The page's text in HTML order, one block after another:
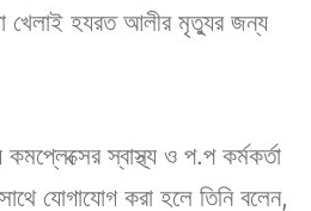
হযরত আলীর মৃত্যুর জন্য
স্বাস্থ্য ও প.প কর্মকর্তা
যোগাযোগ করা হলে তিনি বলেন,